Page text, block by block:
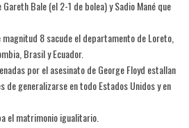
Bale (el 2-1 de bolea) y Sadio Mané que
8 sacude el departamento de Loreto,
Brasil y Ecuador.
por el asesinato de George Floyd estallan
de generalizarse en todo Estados Unidos y en
el matrimonio igualitario.